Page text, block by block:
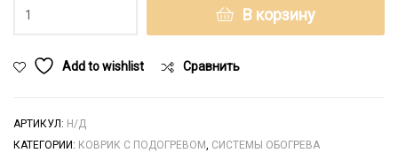
quantity
В корзину
Add to wishlist Сравнить
АРТИКУЛ: Н/Д
КАТЕГОРИИ: КОВРИК С ПОДОГРЕВОМ, СИСТЕМЫ ОБОГРЕВА